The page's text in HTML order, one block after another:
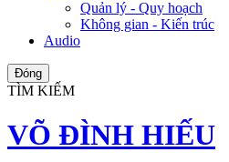
Quản lý - Quy hoạch
Không gian - Kiến trúc
Audio
Đóng
TÌM KIẾM
VÕ ĐÌNH HIẾU